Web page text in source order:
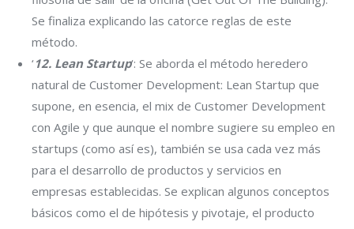
Se finaliza explicando las catorce reglas de este
método.
‘12. Lean Startup‘: Se aborda el método heredero
natural de Customer Development: Lean Startup que
supone, en esencia, el mix de Customer Development
con Agile y que aunque el nombre sugiere su empleo en
startups (como así es), también se usa cada vez más
para el desarrollo de productos y servicios en
empresas establecidas. Se explican algunos conceptos
básicos como el de hipótesis y pivotaje, el producto